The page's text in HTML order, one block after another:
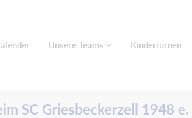
Unsere Teams Kinderturnen
SC Griesbeckerzell 1948